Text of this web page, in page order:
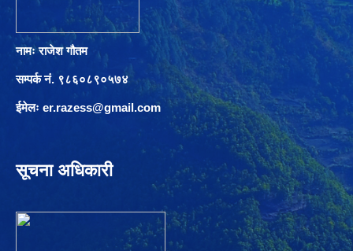
नामः राजेश गौतम
सम्पर्क नं. ९८६०८९०५७४
ईमेलः er.razess@gmail.com
सूचना अधिकारी